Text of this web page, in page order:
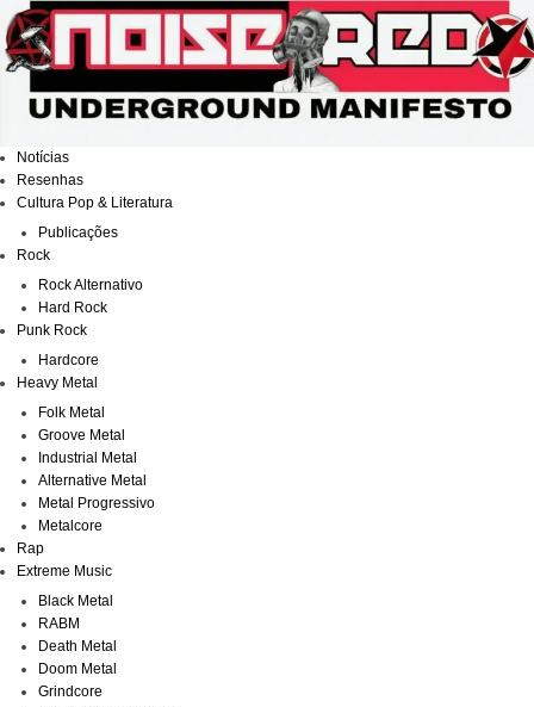
para
o
conteúdo
Notícias
Resenhas
Cultura Pop & Literatura
Publicações
Rock
Rock Alternativo
Hard Rock
Punk Rock
Hardcore
Heavy Metal
Folk Metal
Groove Metal
Industrial Metal
Alternative Metal
Metal Progressivo
Metalcore
Rap
Extreme Music
Black Metal
RABM
Death Metal
Doom Metal
Grindcore